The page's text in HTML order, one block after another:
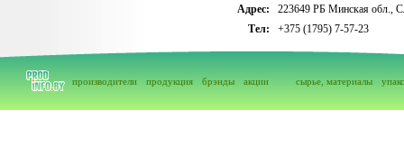
Адрес:
223649 РБ Минская обл.,
Тел:
+375 (1795) 7-57-23
производители продукция брэнды акции сырье, материалы